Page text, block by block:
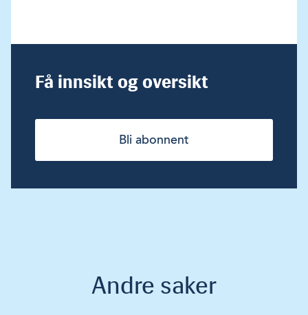
Få innsikt og oversikt
Bli abonnent
Andre saker